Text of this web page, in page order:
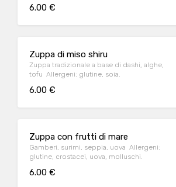
6.00 €
Zuppa di miso shiru
Zuppa tradizionale a base di dashi, alghe,
tofu Allergeni: glutine, soia.
6.00 €
Zuppa con frutti di mare
Gamberi, surimi, seppia, uova Allergeni:
glutine, crostacei, uova, molluschi.
6.00 €